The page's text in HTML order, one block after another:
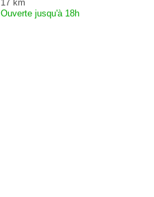
17 km
Ouverte jusqu'à 18h